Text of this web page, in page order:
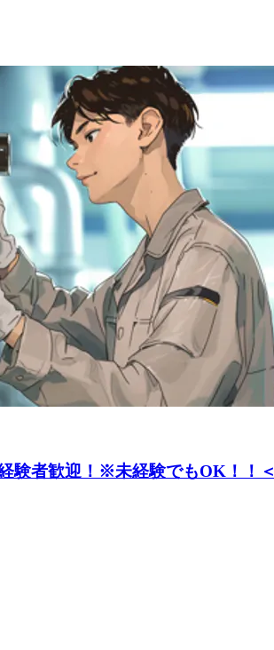
験者歓迎！※未経験でもOK！